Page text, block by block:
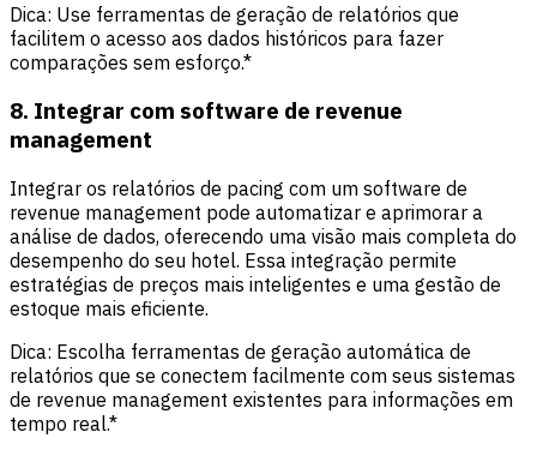
Dica: Use ferramentas de geração de relatórios que
facilitem o acesso aos dados históricos para fazer
comparações sem esforço.*
8. Integrar com software de revenue
management
Integrar os relatórios de pacing com um software de
revenue management pode automatizar e aprimorar a
análise de dados, oferecendo uma visão mais completa do
desempenho do seu hotel. Essa integração permite
estratégias de preços mais inteligentes e uma gestão de
estoque mais eficiente.
Dica: Escolha ferramentas de geração automática de
relatórios que se conectem facilmente com seus sistemas
de revenue management existentes para informações em
tempo real.*